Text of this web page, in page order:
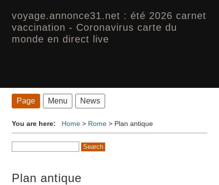
voyage.annonce31.net : été 2026 carnet
vaccination - Coronavirus carte du
monde en direct live
Page Menu News
You are here: Home > Rome > Plan antique
Plan antique